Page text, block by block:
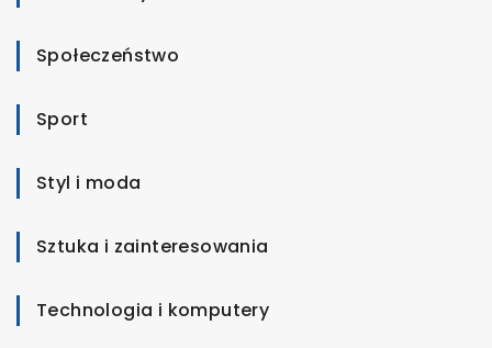
Społeczeństwo
Sport
Styl i moda
Sztuka i zainteresowania
Technologia i komputery